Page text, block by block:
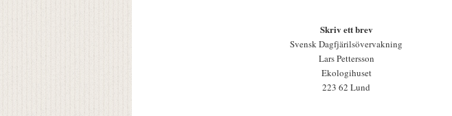
Skriv ett brev
Svensk Dagfjärilsövervakning
Lars Pettersson
Ekologihuset
223 62 Lund